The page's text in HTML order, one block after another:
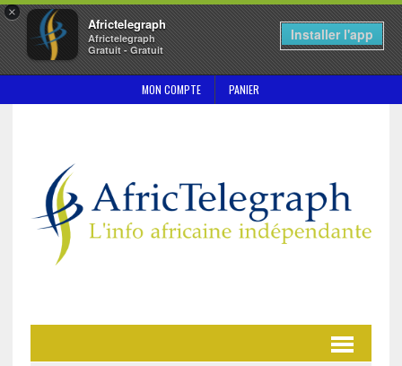
×
Africtelegraph
Africtelegraph
Gratuit - Gratuit
Installer l'app
MON COMPTE PANIER